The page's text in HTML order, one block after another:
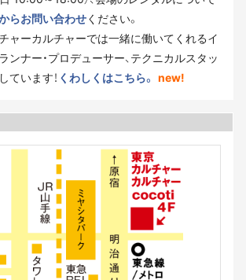
らお問い合わせください。
ャーカルチャーでは一緒に働いてくれるイ
ンナー・プロデューサー、テクニカルスタッ
ています！ くわしくはこちら。 new!